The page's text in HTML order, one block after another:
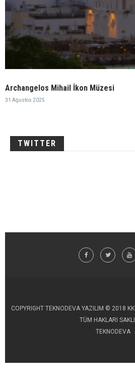
Archangelos Mihail İkon Müzesi
31 Ağustos 2025
TWITTER
COPYRIGHT TEKNODEVA YAZILIM © 2018
TÜM HAKLARI
TEKNODEVA